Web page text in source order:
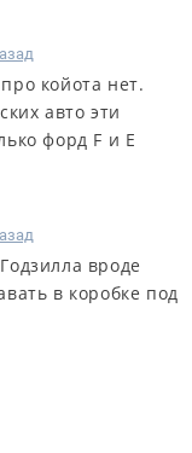
койота нет.
авто эти
форд F и E
вроде
в коробке под